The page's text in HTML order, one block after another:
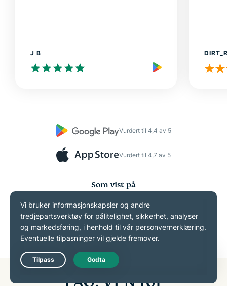
J B
Vurdert til 4,4 av 5
Vurdert til 4,7 av 5
Som vist på